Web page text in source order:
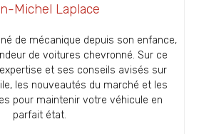
Michel Laplace
de mécanique depuis son enfance,
de voitures chevronné. Sur ce
et ses conseils avisés sur
les nouveautés du marché et les
pour maintenir votre véhicule en
parfait état.